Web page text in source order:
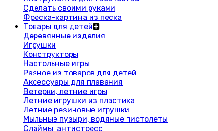
Сделать своими руками
Фреска-картина из песка
Товары для детей
Деревянные изделия
Игрушки
Конструкторы
Настольные игры
Разное из товаров для детей
Аксессуары для плавания
Ветерки, летние игры
Летние игрушки из пластика
Летние резиновые игрушки
Мыльные пузыри, водяные пистолеты
Слаймы, антистресс